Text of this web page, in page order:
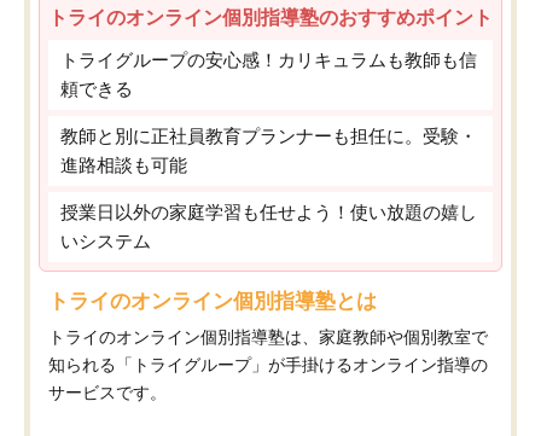
トライのオンライン個別指導塾のおすすめポイント
トライグループの安心感！カリキュラムも教師も信
頼できる
教師と別に正社員教育プランナーも担任に。受験・
進路相談も可能
授業日以外の家庭学習も任せよう！使い放題の嬉し
いシステム
トライのオンライン個別指導塾とは
トライのオンライン個別指導塾は、家庭教師や個別教室で
知られる「トライグループ」が手掛けるオンライン指導の
サービスです。